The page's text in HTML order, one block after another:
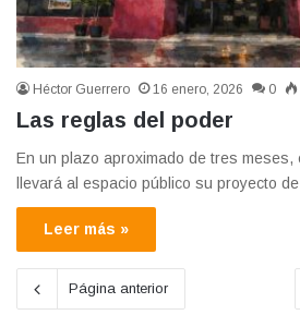
Héctor Guerrero 16 enero, 2026 0
Las reglas del poder
En un plazo aproximado de tres meses,
llevará al espacio público su proyecto
Leer más »
Página anterior